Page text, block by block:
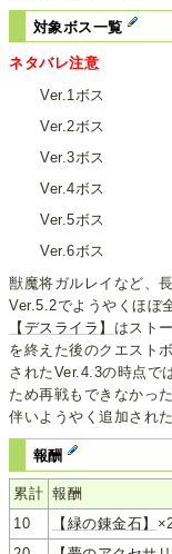
対象ボス一覧
ネタバレ注意
Ver.1ボス
Ver.2ボス
Ver.3ボス
Ver.4ボス
Ver.5ボス
Ver.6ボス
獣魔将ガルレイなど、
Ver.5.2でようやくほぼ
【デスライラ】 はスト
を終えた後のクエスト
されたVer.4.3の時点で
ため再戦もできなかっ
伴いようやく追加された
報酬
累計 報酬
10
【緑の錬金石】